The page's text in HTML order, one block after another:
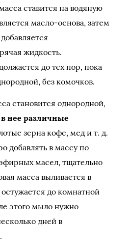
ставится на водяную
масло-основа, затем
жидкость.
до тех пор, пока
без комочков.
становится однородной,
нее различные
зерна кофе, мед и т. д.
добавлять в массу по
масел, тщательно
масса выливается в
до комнатной
этого мыло нужно
дней в